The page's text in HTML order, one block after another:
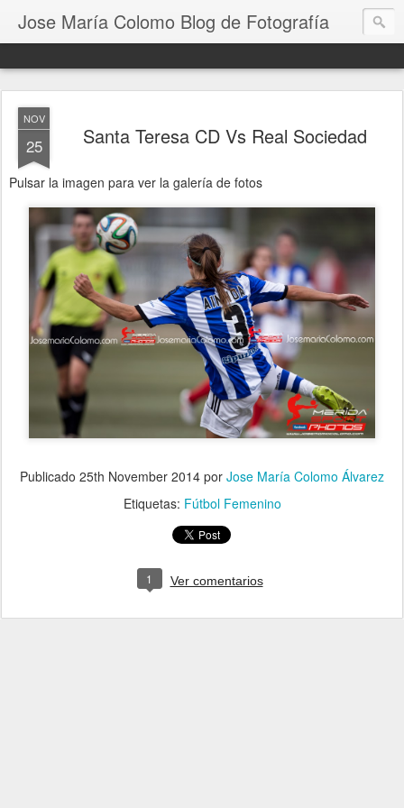
Jose María Colomo Blog de Fotografía
NOV
25 Santa Teresa CD Vs Real Sociedad
Pulsar la imagen para ver la galería de fotos
Publicado 25th November 2014 por Jose María Colomo Álvarez
Etiquetas: Fútbol Femenino
1 Ver comentarios